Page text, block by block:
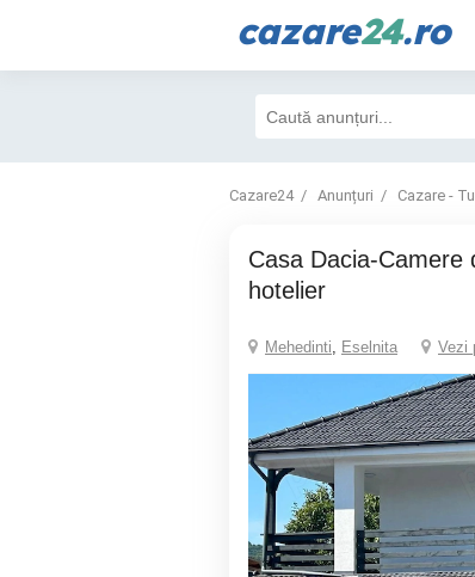
cazare24.ro
Cazare24 Anunțuri Cazare -
Casa Dacia-Camere de închiriat în regim
hotelier
Mehedinti, Eselnita Vezi